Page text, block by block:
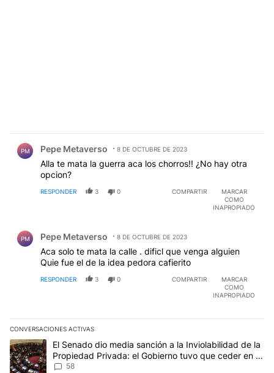
PM Pepe Metaverso 8 DE OCTUBRE DE 2023
Alla te mata la guerra aca los chorros!! ¿No hay otra
opcion?
RESPONDER 3 0 COMPARTIR
MARCAR
COMO
INAPROPIADO
PM Pepe Metaverso 8 DE OCTUBRE DE 2023
Aca solo te mata la calle . dificl que venga alguien
Quie fue el de la idea pedora cafierito
RESPONDER 3 0 COMPARTIR
MARCAR
COMO
INAPROPIADO
CONVERSACIONES ACTIVAS
Este listado muestra los artículos con más comentarios en los
Un artículo de tendencia con el título "El Senado dio media
El Senado dio media sanción a la Inviolabilidad de la
Propiedad Privada: el Gobierno tuvo que ceder en la
Ley del Manejo del Fuego
58